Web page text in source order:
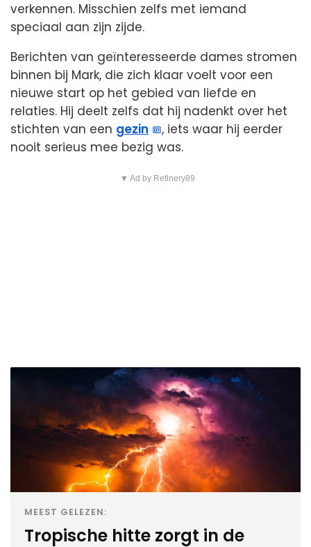
verkennen. Misschien zelfs met iemand
speciaal aan zijn zijde.
Berichten van geïnteresseerde dames stromen
binnen bij Mark, die zich klaar voelt voor een
nieuwe start op het gebied van liefde en
relaties. Hij deelt zelfs dat hij nadenkt over het
stichten van een gezin
, iets waar hij eerder
nooit serieus mee bezig was.
▼ Ad by Refinery89
MEEST GELEZEN:
Tropische hitte zorgt in de